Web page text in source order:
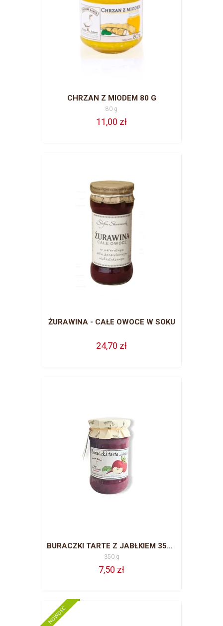
CHRZAN Z MIODEM 80 G
80 g
11,00 zł
ŻURAWINA - CAŁE OWOCE W SOKU
24,70 zł
BURACZKI TARTE Z JABŁKIEM 350G
350 g
7,50 zł
NOWOŚĆ